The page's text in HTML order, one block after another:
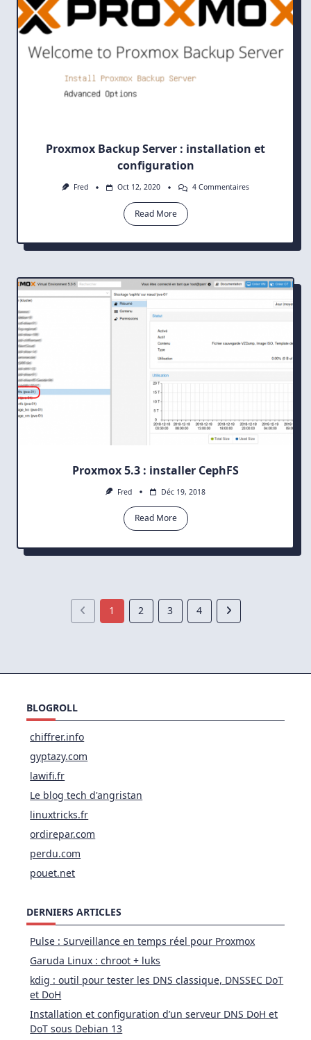
Proxmox Backup Server : installation et
configuration
Fred Oct 12, 2020 4 CommentairesSur
Et
Read More
Proxmox 5.3 : installer CephFS
Fred Déc 19, 2018
Read More
1 2 3 4
BLOGROLL
chiffrer.info
gyptazy.com
lawifi.fr
Le blog tech d'angristan
linuxtricks.fr
ordirepar.com
perdu.com
pouet.net
DERNIERS ARTICLES
Pulse : Surveillance en temps réel pour Proxmox
Garuda Linux : chroot + luks
kdig : outil pour tester les DNS classique, DNSSEC DoT
et DoH
Installation et configuration d’un serveur DNS DoH et
DoT sous Debian 13